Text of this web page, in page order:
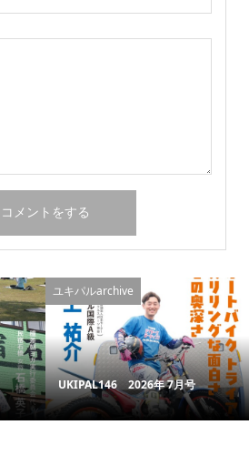
ユキパルarchive
UKIPAL146 2026年 7月号